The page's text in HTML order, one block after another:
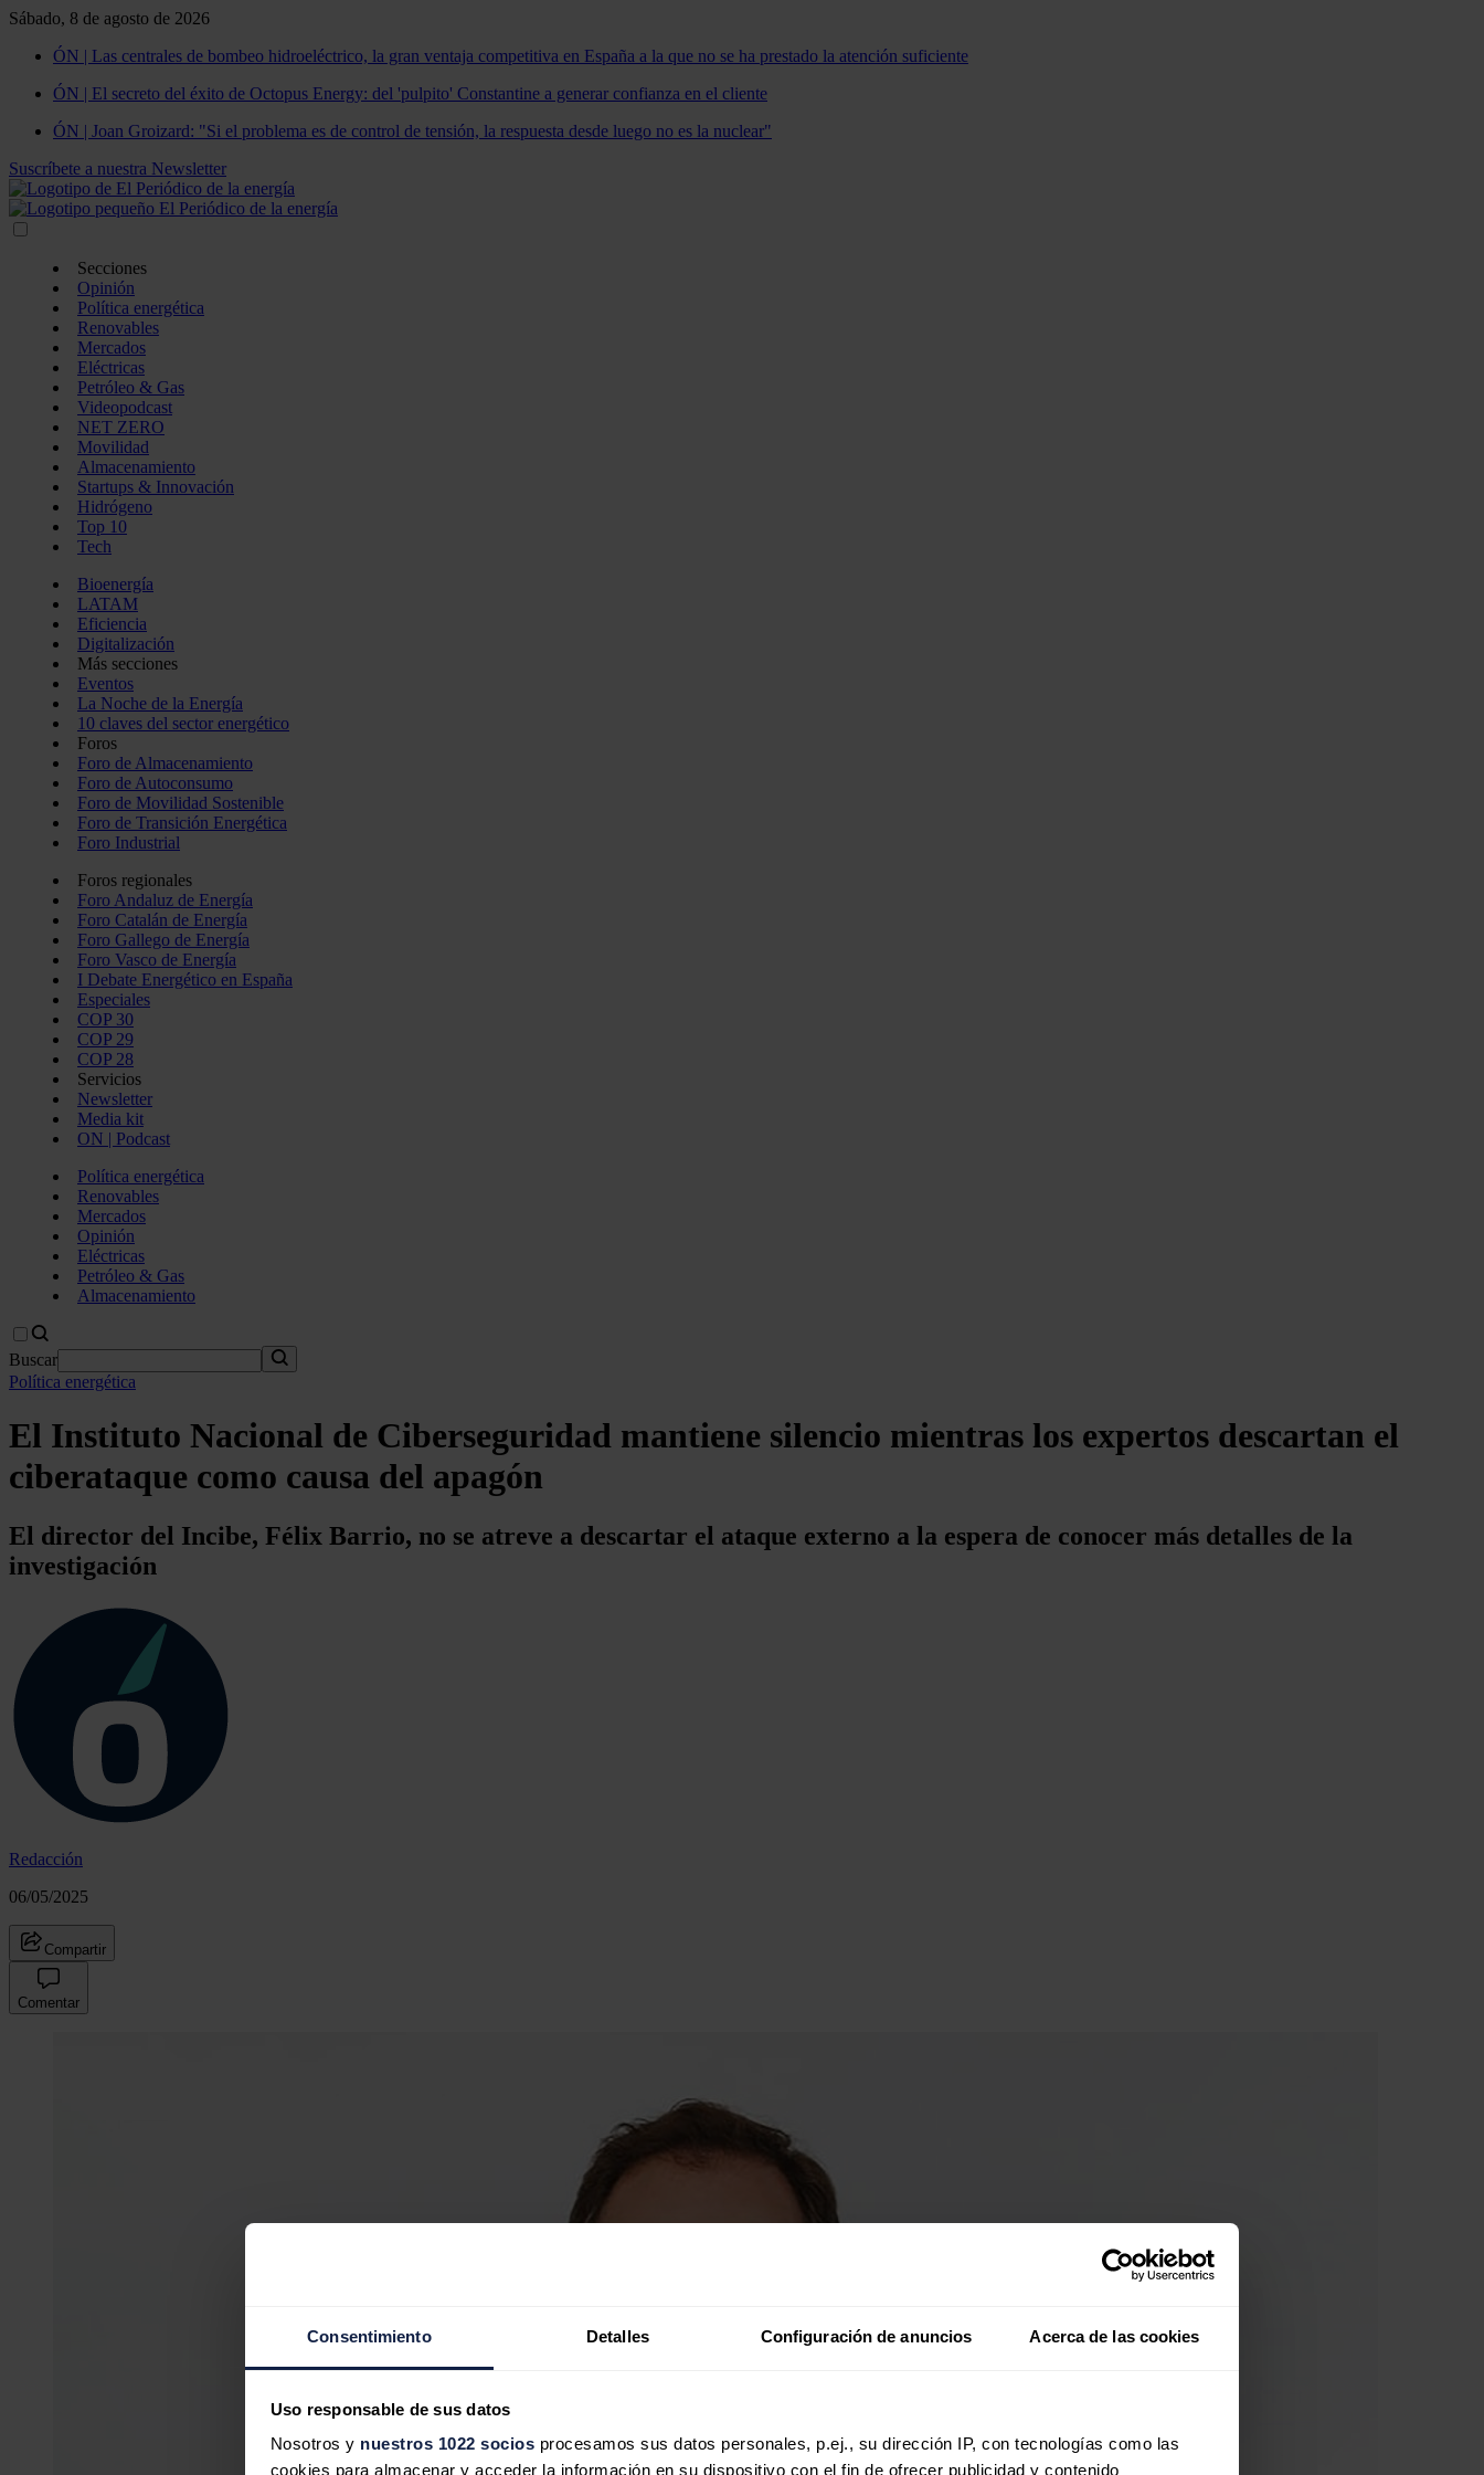
Consentimiento Detalles Configuración de anuncios Acerca de las cookies
Uso responsable de sus datos
Nosotros y nuestros 1022 socios procesamos sus datos personales, p.ej., su dirección IP, con tecnologías como las
cookies para almacenar y acceder la información en su dispositivo con el fin de ofrecer publicidad y contenido
Sábado, 8 de agosto de 2026
ÓN | Las centrales de bombeo hidroeléctrico, la gran ventaja competitiva en España a la que no se ha prestado la atención suficiente
ÓN | El secreto del éxito de Octopus Energy: del 'pulpito' Constantine a generar confianza en el cliente
ÓN | Joan Groizard: "Si el problema es de control de tensión, la respuesta desde luego no es la nuclear"
Suscríbete a nuestra Newsletter
Secciones
Opinión
Política energética
Renovables
Mercados
Eléctricas
Petróleo & Gas
Videopodcast
NET ZERO
Movilidad
Almacenamiento
Startups & Innovación
Hidrógeno
Top 10
Tech
Bioenergía
LATAM
Eficiencia
Digitalización
Más secciones
Eventos
La Noche de la Energía
10 claves del sector energético
Foros
Foro de Almacenamiento
Foro de Autoconsumo
Foro de Movilidad Sostenible
Foro de Transición Energética
Foro Industrial
Foros regionales
Foro Andaluz de Energía
Foro Catalán de Energía
Foro Gallego de Energía
Foro Vasco de Energía
I Debate Energético en España
Especiales
COP 30
COP 29
COP 28
Servicios
Newsletter
Media kit
ON | Podcast
Política energética
Renovables
Mercados
Opinión
Eléctricas
Petróleo & Gas
Almacenamiento
Buscar
Política energética
El Instituto Nacional de Ciberseguridad mantiene silencio mientras los expertos descartan el
ciberataque como causa del apagón
El director del Incibe, Félix Barrio, no se atreve a descartar el ataque externo a la espera de conocer más detalles de la
investigación
Redacción
06/05/2025
Compartir
Comentar